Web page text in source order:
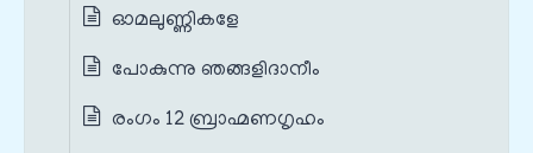
ഓമലുണ്ണികളേ
പോകുന്നു ഞങ്ങളിദാനീം
രംഗം 12 ബ്രാഹ്മണഗൃഹം